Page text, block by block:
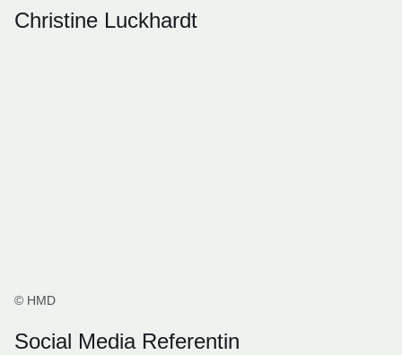
Christine Luckhardt
© HMD
Social Media Referentin